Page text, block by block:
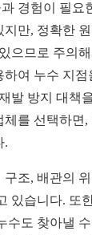
경험이 필요
만, 정확한
으므로 주의
여 누수 지점
발 방지 대책
를 선택하면
.
조, 배관의
있습니다. 또
수도 찾아낼